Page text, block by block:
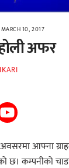
MARCH 10, 2017
अफर
आफ्ना
छ। कम्पनीको